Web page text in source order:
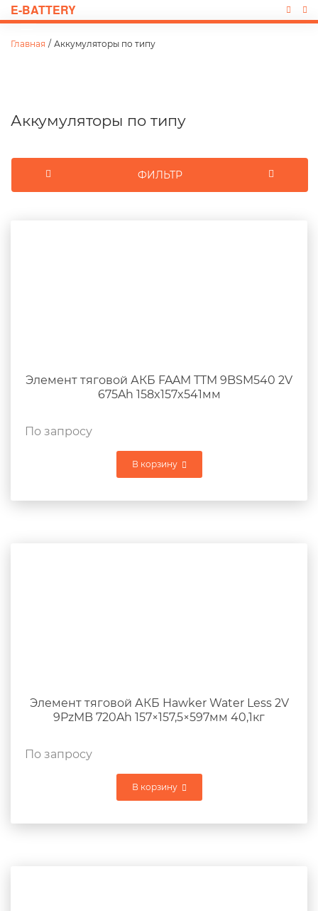
E-BATTERY
Главная / Аккумуляторы по типу
Аккумуляторы по типу
Элемент тяговой АКБ FAAM TTM 9BSM540 2V
675Ah 158x157x541мм
По запросу
В корзину
Элемент тяговой АКБ Hawker Water Less 2V
9PzMB 720Ah 157×157,5×597мм 40,1кг
По запросу
В корзину
ФИЛЬТР